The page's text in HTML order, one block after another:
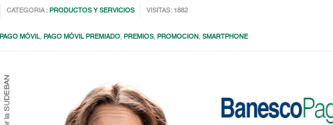
CATEGORIA : PRODUCTOS Y SERVICIOS VISITAS: 1882
PAGO MÓVIL, PAGO MÓVIL PREMIADO, PREMIOS, PROMOCION ,SMARTPHONE